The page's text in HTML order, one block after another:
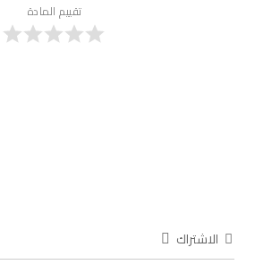
تقييم المادة
الاشتراك